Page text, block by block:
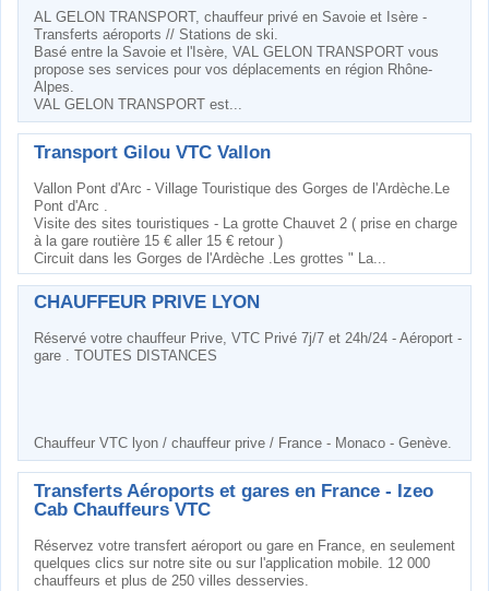
AL GELON TRANSPORT, chauffeur privé en Savoie et Isère -
Transferts aéroports // Stations de ski.
Basé entre la Savoie et l'Isère, VAL GELON TRANSPORT vous
propose ses services pour vos déplacements en région Rhône-
Alpes.
VAL GELON TRANSPORT est...
Transport Gilou VTC Vallon
Vallon Pont d'Arc - Village Touristique des Gorges de l'Ardèche.Le
Pont d'Arc .
Visite des sites touristiques - La grotte Chauvet 2 ( prise en charge
à la gare routière 15 € aller 15 € retour )
Circuit dans les Gorges de l'Ardèche .Les grottes " La...
CHAUFFEUR PRIVE LYON
Réservé votre chauffeur Prive, VTC Privé 7j/7 et 24h/24 - Aéroport -
gare . TOUTES DISTANCES
Chauffeur VTC lyon / chauffeur prive / France - Monaco - Genève.
Transferts Aéroports et gares en France - Izeo
Cab Chauffeurs VTC
Réservez votre transfert aéroport ou gare en France, en seulement
quelques clics sur notre site ou sur l'application mobile. 12 000
chauffeurs et plus de 250 villes desservies.